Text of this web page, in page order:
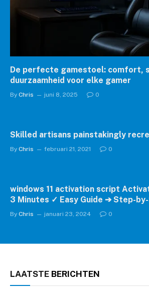
De perfecte gamestoel: comfort,
duurzaamheid voor elke gamer
By Chris juni 8, 2025 0
Skilled artisans painstakingly
By Chris februari 21, 2021 0
windows 11 activation script
3 Minutes ✓ Easy Guide ➔ Step-
By Chris januari 23, 2024 0
LAATSTE BERICHTEN